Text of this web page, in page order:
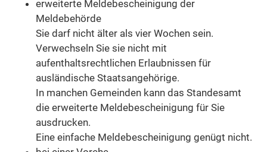
erweiterte Meldebescheinigung der
Meldebehörde
Sie darf nicht älter als vier Wochen sein.
Verwechseln Sie sie nicht mit
aufenthaltsrechtlichen Erlaubnissen für
ausländische Staatsangehörige.
In manchen Gemeinden kann das Standesamt
die erweiterte Meldebescheinigung für Sie
ausdrucken.
Eine einfache Meldebescheinigung genügt nicht.